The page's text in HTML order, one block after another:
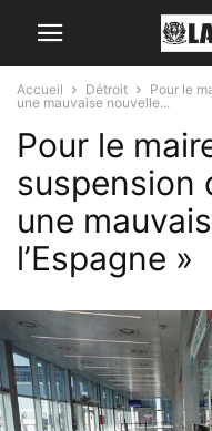
Accueil Détroit
Pour le
une mauvaise nouvelle...
Pour le
suspension
une
l’Espagne »